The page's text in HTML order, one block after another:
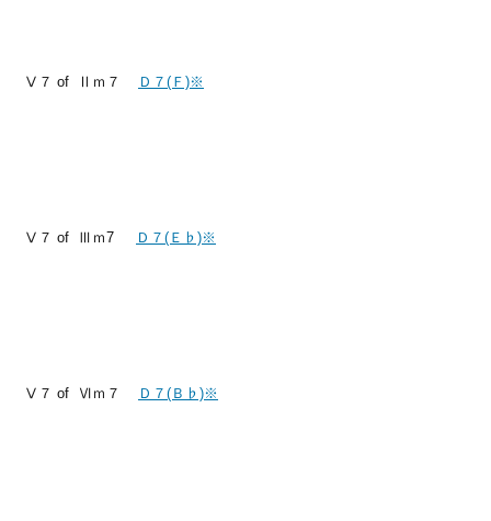
Ⅴ７ of Ⅱｍ７ Ｄ７(Ｆ)※
Ⅴ７ of Ⅲｍ7 Ｄ７(Ｅ♭)※
Ⅴ７ of Ⅵｍ７ Ｄ７(Ｂ♭)※